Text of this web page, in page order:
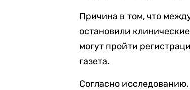
Причина в том, что
остановили
могут пройти
газета.
Согласно